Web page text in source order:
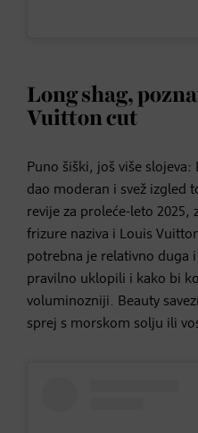
Long shag,
Vuitton cut
Puno šiški, još više
dao moderan i svež izgled
revije za proleće-leto 2025,
frizure naziva i Louis
potrebna je relativno duga
pravilno uklopili i kako bi
voluminozniji. Beauty
sprej s morskom solju ili